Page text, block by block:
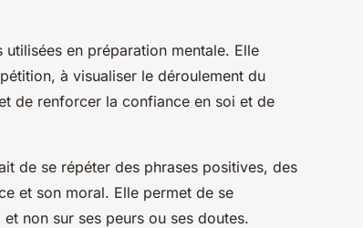
en préparation mentale. Elle
à visualiser le déroulement du
de renforcer la confiance en soi et de
de se répéter des phrases positives, des
et son moral. Elle permet de se
non sur ses peurs ou ses doutes.